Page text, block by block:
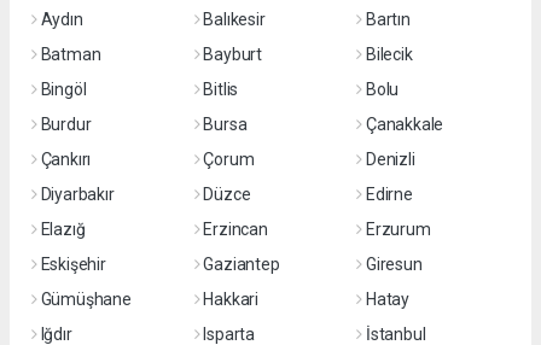
Aydın
Balıkesir
Bartın
Batman
Bayburt
Bilecik
Bingöl
Bitlis
Bolu
Burdur
Bursa
Çanakkale
Çankırı
Çorum
Denizli
Diyarbakır
Düzce
Edirne
Elazığ
Erzincan
Erzurum
Eskişehir
Gaziantep
Giresun
Gümüşhane
Hakkari
Hatay
Iğdır
Isparta
İstanbul